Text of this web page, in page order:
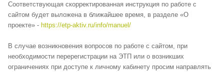
Соответствующая скорректированная инструкция по работе с
сайтом будет выложена в ближайшее время, в разделе «О
проекте» - https://etp-aktiv.ru/info/manuel/
В случае возникновения вопросов по работе с сайтом, при
необходимости перерегистрации на ЭТП или о возникших
ограничениях при доступе к личному кабинету просим направлять